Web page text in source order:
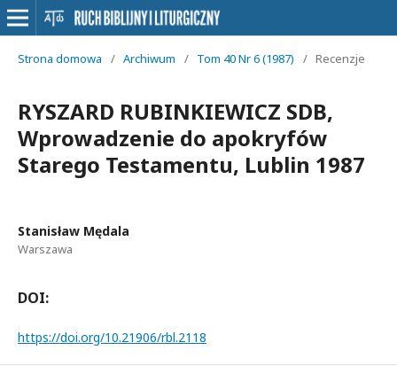
Strona domowa / Archiwum / Tom 40 Nr 6 (1987) / Recenzje
RYSZARD RUBINKIEWICZ SDB,
Wprowadzenie do apokryfów
Starego Testamentu, Lublin 1987
Stanisław Mędala
Warszawa
DOI:
https://doi.org/10.21906/rbl.2118